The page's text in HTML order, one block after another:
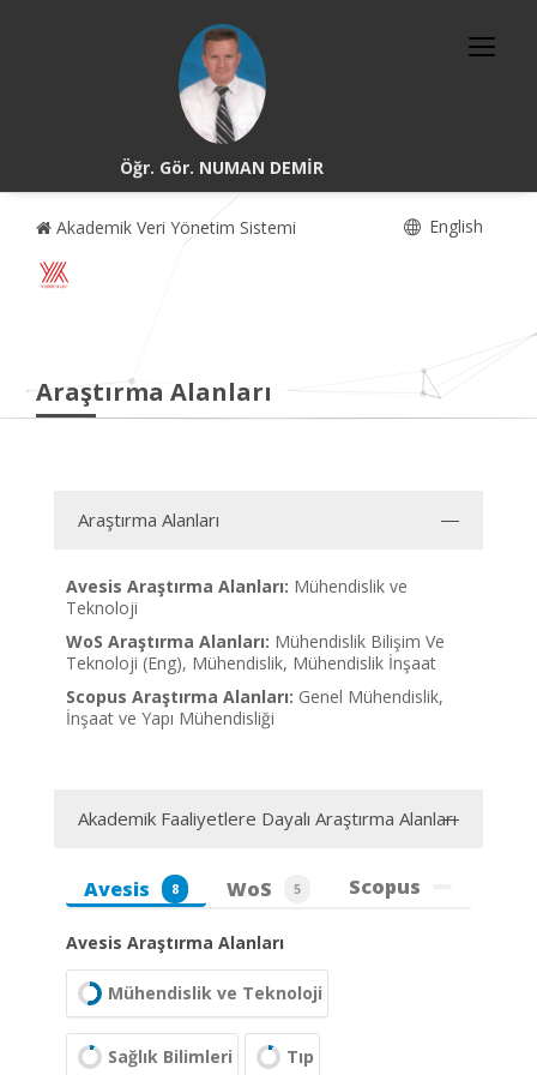
Öğr. Gör. NUMAN DEMİR
Akademik Veri Yönetim Sistemi English
Araştırma Alanları
Araştırma Alanları
Avesis Araştırma Alanları: Mühendislik ve
Teknoloji
WoS Araştırma Alanları: Mühendislik Bilişim Ve
Teknoloji (Eng), Mühendislik, Mühendislik İnşaat
Scopus Araştırma Alanları: Genel Mühendislik,
İnşaat ve Yapı Mühendisliği
Akademik Faaliyetlere Dayalı Araştırma Alanları
Avesis 8 WoS 5 Scopus
Avesis Araştırma Alanları
Mühendislik ve Teknoloji
Sağlık Bilimleri Tıp